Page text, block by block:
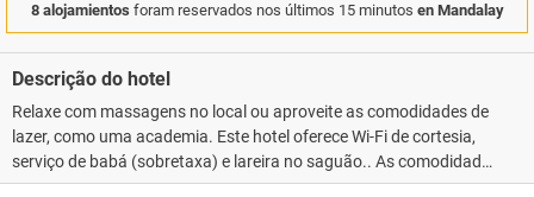
8 alojamientos foram reservados nos últimos 15 minutos en Mandalay
Descrição do hotel
Relaxe com massagens no local ou aproveite as comodidades de
lazer, como uma academia. Este hotel oferece Wi-Fi de cortesia,
serviço de babá (sobretaxa) e lareira no saguão.. As comodidades
presentes incluem um business center 24 horas, serviço de